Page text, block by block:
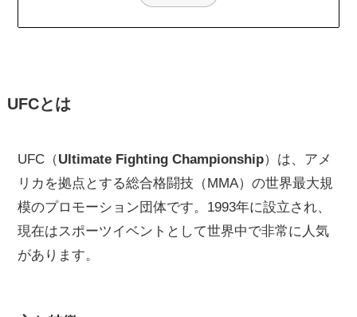
UFCとは
UFC（Ultimate Fighting Championship）は、アメ
リカを拠点とする総合格闘技（MMA）の世界最大規
模のプロモーション団体です。1993年に設立され、
現在はスポーツイベントとして世界中で非常に人気
があります。